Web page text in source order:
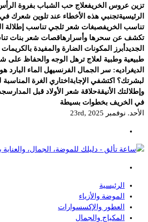
تزين عروس الخريفعلاج حب الشباب بفروة
الرئيسيةتجنبي هذه الأخطاء عند تلوين شعرك في
تناسب الخريفصبغات شعر ثلجي تناسب إطلالة
تكشف عن سحرها وأسرارهاقصات شعر بنات
الجديد أبرز المكونات الضارة والمفيدة
طبيعية وطبية لعلاج ترهل الوجه والحفاظ على
الديغراديه: سر الجمال الفرنسيهل الماء البارد
لبشرتك؟ اكتشفي الإجابة اختاري الغرة
وإطلالتك الأنيقةحلاقة شعر الأولاد قبل المدارس
في الخريف بخطوات بسيطة
الأحد. نوفمبر 23rd, 2025
دليلك للموضة، الجمال، والعناية بالبشرة والشعر
الرئيسية
الموضة والأزياء
العطور والإكسسوارات
المكياج والجمال